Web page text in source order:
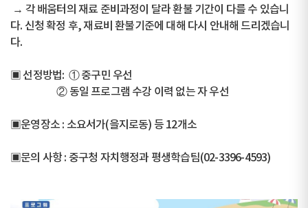
→ 각 배움터의 재료 준비과정이 달라 환불 기간이 다를 수 있습니
다. 신청 확정 후, 재료비 환불기준에 대해 다시 안내해 드리겠습니
다.
▣ 선정방법: ① 중구민 우선
② 동일 프로그램 수강 이력 없는 자 우선
▣운영장소 : 소요서가(을지로동) 등 12개소
▣문의 사항 : 중구청 자치행정과 평생학습팀(02-3396-4593)